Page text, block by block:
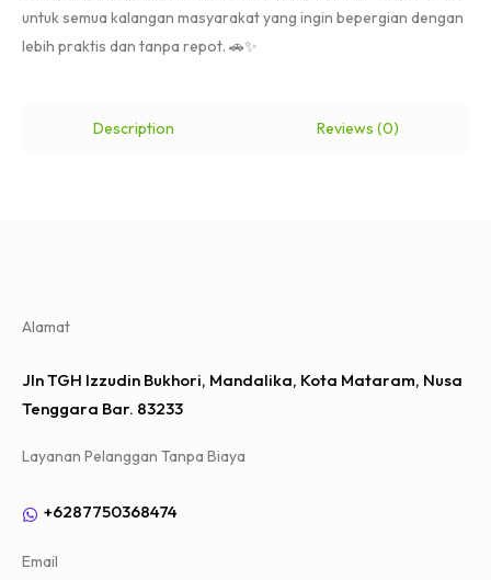
untuk semua kalangan masyarakat yang ingin bepergian dengan
lebih praktis dan tanpa repot. 🚗✨
Description Reviews (0)
Alamat
Jln TGH Izzudin Bukhori, Mandalika, Kota Mataram, Nusa
Tenggara Bar. 83233
Layanan Pelanggan Tanpa Biaya
+6287750368474
Email